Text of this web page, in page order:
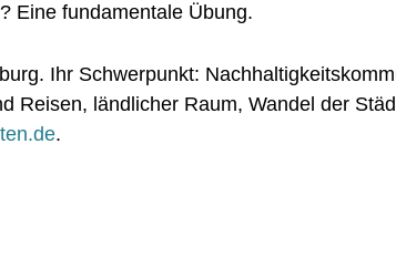
Eine fundamentale Übung.
Ihr Schwerpunkt:
Reisen, ländlicher Raum, Wandel der
.